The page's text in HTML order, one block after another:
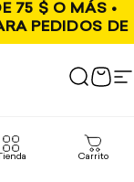
75 $ O MÁS •
PEDIDOS DE
Buscar
Carrito